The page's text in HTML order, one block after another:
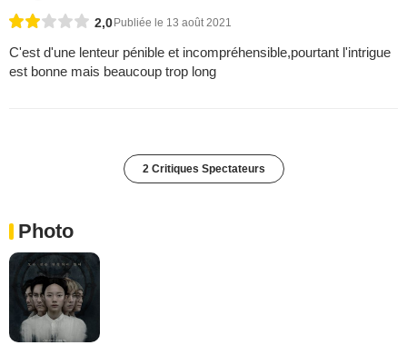
2,0Publiée le 13 août 2021
C'est d'une lenteur pénible et incompréhensible,pourtant l'intrigue
est bonne mais beaucoup trop long
2 Critiques Spectateurs
Photo